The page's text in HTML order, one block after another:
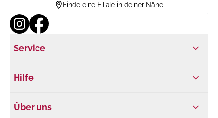
Finde eine Filiale in deiner Nähe
Service
Hilfe
Über uns